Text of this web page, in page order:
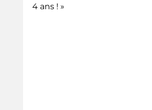
4 ans ! »